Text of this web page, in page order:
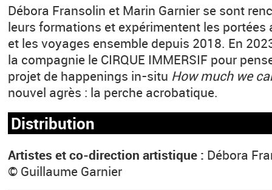
Débora Fransolin et Marin Garnier se sont
leurs formations et expérimentent les portées
et les voyages ensemble depuis 2018. En
la compagnie le CIRQUE IMMERSIF pour
projet de happenings in-situ How much we
nouvel agrès : la perche acrobatique.
Distribution
Artistes et co-direction artistique : Débora
© Guillaume Garnier